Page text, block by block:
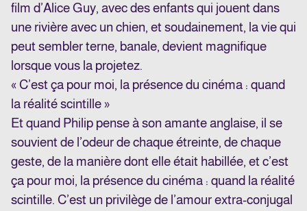
film d’Alice Guy, avec des enfants qui jouent dans
une rivière avec un chien, et soudainement, la vie qui
peut sembler terne, banale, devient magnifique
lorsque vous la projetez.
« C’est ça pour moi, la présence du cinéma : quand
la réalité scintille »
Et quand Philip pense à son amante anglaise, il se
souvient de l’odeur de chaque étreinte, de chaque
geste, de la manière dont elle était habillée, et c’est
ça pour moi, la présence du cinéma : quand la réalité
scintille. C’est un privilège de l’amour extra-conjugal